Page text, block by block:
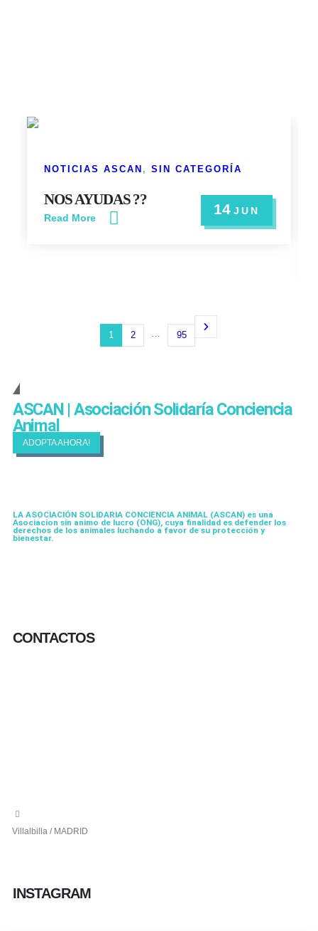
14 JUN
NOTICIAS ASCAN , SIN CATEGORÍA
NOS AYUDAS ??
Read More
1 2 … 95
Cambiando Conciencias
ASCAN | Asociación Solidaría Conciencia
Animal
ADOPTA AHORA!
LA ASOCIACIÓN SOLIDARIA CONCIENCIA ANIMAL (ASCAN) es una
Asociacion sin animo de lucro (ONG), cuya finalidad es defender los
derechos de los animales luchando a favor de su protección y
bienestar.
CONTACTOS
Villalbilla / MADRID
INSTAGRAM